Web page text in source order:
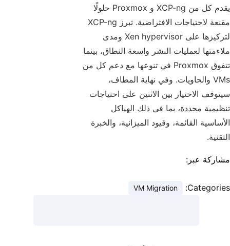
يقدم كل من XCP-ng و Proxmox حلولًا
مقنعة لاحتياجات الافتراضية. تبرز XCP-ng
لتركيزها على Xen hypervisor ومدى
ملاءمتها لعمليات النشر واسعة النطاق، بينما
تتفوق Proxmox في تنوعها مع دعم كل من
VMs والحاويات. وفي نهاية المطاف،
سيتوقف الاختيار بين الاثنين على احتياجات
تنظيمية محددة، بما في ذلك الهياكل
الأساسية القائمة، وقيود الميزانية، والخبرة
التقنية.
مشاركة عبر:
Categories:
VM Migration